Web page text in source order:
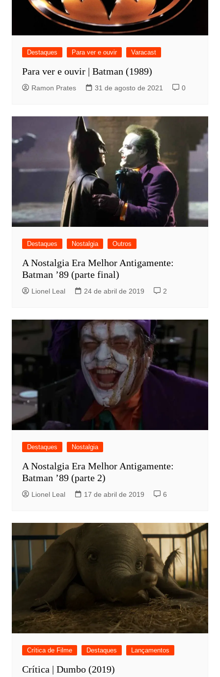
Destaques Para ver e ouvir Varacast
Para ver e ouvir | Batman (1989)
Ramon Prates 31 de agosto de 2021 0
Destaques Nostalgia Outros
A Nostalgia Era Melhor Antigamente:
Batman ’89 (parte final)
Lionel Leal 24 de abril de 2019 2
Destaques Nostalgia
A Nostalgia Era Melhor Antigamente:
Batman ’89 (parte 2)
Lionel Leal 17 de abril de 2019 6
Crítica de Filme Destaques Lançamentos
Crítica | Dumbo (2019)